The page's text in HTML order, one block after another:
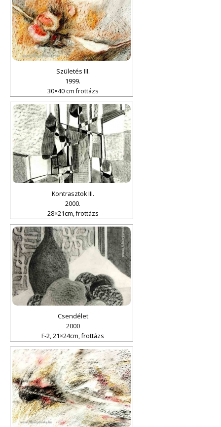
Születés III.
1999.
30×40 cm frottázs
Kontrasztok III.
2000.
28×21cm, frottázs
Csendélet
2000
F-2, 21×24cm, frottázs